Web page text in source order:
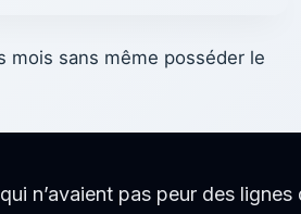
mois sans même posséder le
qui n’avaient pas peur des lignes